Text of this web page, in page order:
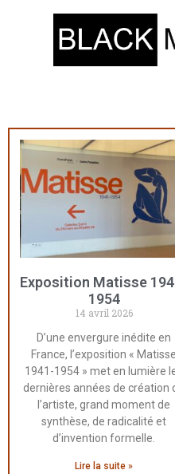
Exposition Matisse
1954
14 avril 2026
D’une envergure inédite en
France, l’exposition « Matisse
1941-1954 » met en lumière
dernières années de création
l’artiste, grand moment de
synthèse, de radicalité et
d’invention formelle.
Lire la suite »